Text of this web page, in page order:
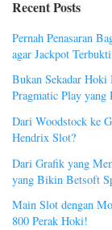
Recent Posts
Pernah Penasaran
agar Jackpot
Bukan Sekadar Hoki
Pragmatic Play
Dari Woodstock ke
Hendrix Slot?
Dari Grafik yang
yang Bikin Betsoft
Main Slot dengan
800 Perak Hoki!